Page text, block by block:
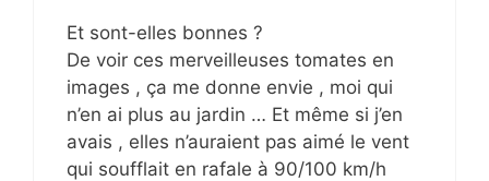
Et sont-elles bonnes ?
De voir ces merveilleuses tomates en
images , ça me donne envie , moi qui
n’en ai plus au jardin … Et même si j’en
avais , elles n’auraient pas aimé le vent
qui soufflait en rafale à 90/100 km/h